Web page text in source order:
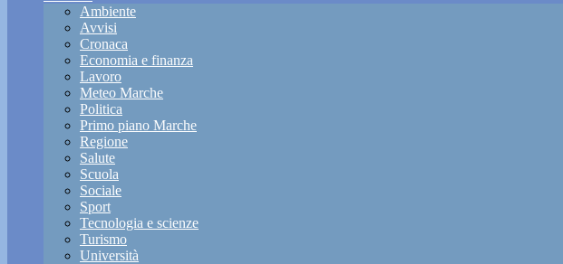
Ambiente
Avvisi
Cronaca
Economia e finanza
Lavoro
Meteo Marche
Politica
Primo piano Marche
Regione
Salute
Scuola
Sociale
Sport
Tecnologia e scienze
Turismo
Università